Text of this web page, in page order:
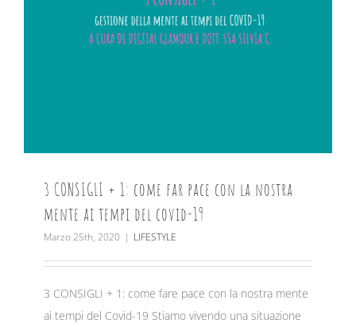
3 CONSIGLI + 1: come far pace con la nostra
mente ai tempi del covid-19
Marzo 25th, 2020 | LIFESTYLE
3 CONSIGLI + 1: come fare pace con la nostra mente
ai tempi del Covid-19 Stiamo vivendo una situazione